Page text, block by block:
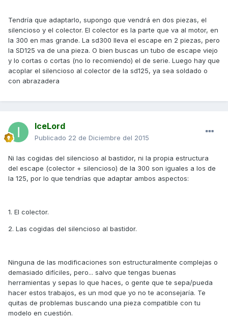
Tendría que adaptarlo, supongo que vendrá en dos piezas, el
silencioso y el colector. El colector es la parte que va al motor, en
la 300 en mas grande. La sd300 lleva el escape en 2 piezas, pero
la SD125 va de una pieza. O bien buscas un tubo de escape viejo
y lo cortas o cortas (no lo recomiendo) el de serie. Luego hay que
acoplar el silencioso al colector de la sd125, ya sea soldado o
con abrazadera
IceLord
Publicado 22 de Diciembre del 2015
Ni las cogidas del silencioso al bastidor, ni la propia estructura
del escape (colector + silencioso) de la 300 son iguales a los de
la 125, por lo que tendrías que adaptar ambos aspectos:
1. El colector.
2. Las cogidas del silencioso al bastidor.
Ninguna de las modificaciones son estructuralmente complejas o
demasiado difíciles, pero... salvo que tengas buenas
herramientas y sepas lo que haces, o gente que te sepa/pueda
hacer estos trabajos, es un mod que yo no te aconsejaría. Te
quitas de problemas buscando una pieza compatible con tu
modelo en cuestión.